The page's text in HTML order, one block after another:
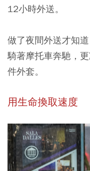
12小時外送。
做了夜間外送才知
騎著摩托車奔馳，
件外套。
用生命換取速度